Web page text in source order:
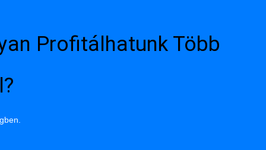
Profitálhatunk Több